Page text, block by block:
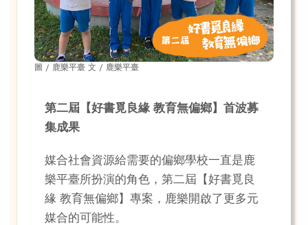
圖 / 鹿樂平臺 文 / 鹿樂平臺
第二屆【好書覓良緣 教育無偏鄉】首波募
集成果
媒合社會資源給需要的偏鄉學校一直是鹿
樂平臺所扮演的角色，第二屆【好書覓良
緣 教育無偏鄉】專案，鹿樂開啟了更多元
媒合的可能性。